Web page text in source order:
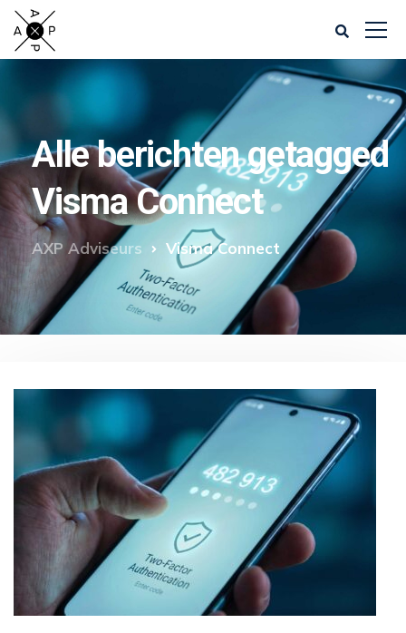
Alle berichten getagged
Visma Connect
AXP Adviseurs Visma Connect